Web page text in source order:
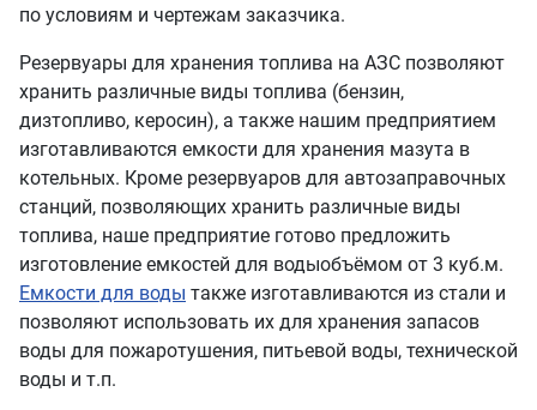
по условиям и чертежам заказчика.
Резервуары для хранения топлива на АЗС позволяют
хранить различные виды топлива (бензин,
дизтопливо, керосин), а также нашим предприятием
изготавливаются емкости для хранения мазута в
котельных. Кроме резервуаров для автозаправочных
станций, позволяющих хранить различные виды
топлива, наше предприятие готово предложить
изготовление емкостей для водыобъёмом от 3 куб.м.
Емкости для воды также изготавливаются из стали и
позволяют использовать их для хранения запасов
воды для пожаротушения, питьевой воды, технической
воды и т.п.